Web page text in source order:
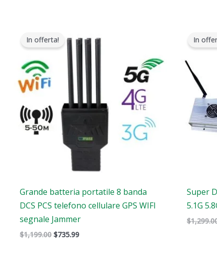
In offerta!
Grande batteria portatile 8 banda
DCS PCS telefono cellulare GPS WIFI
segnale Jammer
$1,199.00
originale
$1,199.00.
$735.99
attuale
è:
$735.99.
In
Super
5.1G
$